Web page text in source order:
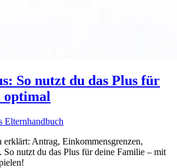
So nutzt du das Plus für
optimal
Elternhandbuch
erklärt: Antrag, Einkommensgrenzen,
So nutzt du das Plus für deine Familie – mit